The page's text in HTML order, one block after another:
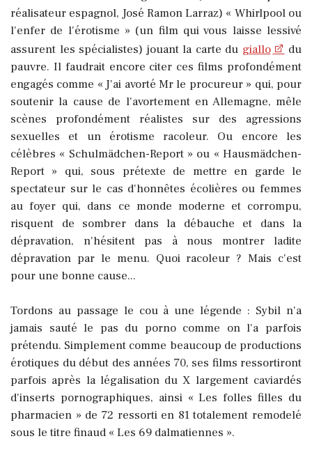
réalisateur espagnol, José Ramon Larraz) « Whirlpool ou
l'enfer de l'érotisme » (un film qui vous laisse lessivé
assurent les spécialistes) jouant la carte du giallo
du
pauvre. Il faudrait encore citer ces films profondément
engagés comme « J'ai avorté Mr le procureur » qui, pour
soutenir la cause de l'avortement en Allemagne, mêle
scènes profondément réalistes sur des agressions
sexuelles et un érotisme racoleur. Ou encore les
célèbres « Schulmädchen-Report » ou « Hausmädchen-
Report » qui, sous prétexte de mettre en garde le
spectateur sur le cas d'honnêtes écolières ou femmes
au foyer qui, dans ce monde moderne et corrompu,
risquent de sombrer dans la débauche et dans la
dépravation, n'hésitent pas à nous montrer ladite
dépravation par le menu. Quoi racoleur ? Mais c'est
pour une bonne cause...
Tordons au passage le cou à une légende : Sybil n'a
jamais sauté le pas du porno comme on l'a parfois
prétendu. Simplement comme beaucoup de productions
érotiques du début des années 70, ses films ressortiront
parfois après la légalisation du X largement caviardés
d'inserts pornographiques, ainsi « Les folles filles du
pharmacien » de 72 ressorti en 81 totalement remodelé
sous le titre finaud « Les 69 dalmatiennes ».